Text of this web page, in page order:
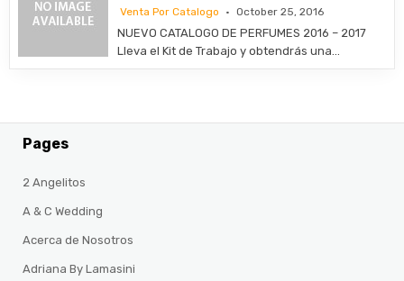
Venta Por Catalogo October 25, 2016
NUEVO CATALOGO DE PERFUMES 2016 – 2017
Lleva el Kit de Trabajo y obtendrás una…
Pages
2 Angelitos
A & C Wedding
Acerca de Nosotros
Adriana By Lamasini